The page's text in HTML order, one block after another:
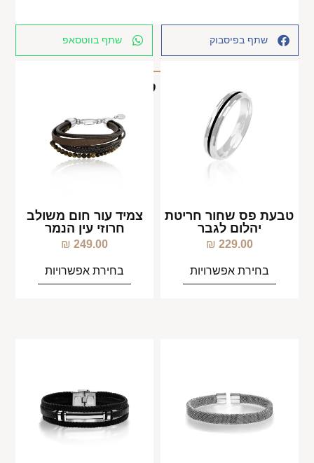
שתף בפיסבוק שתף בווטסאפ
מוצרים קשורים
טבעת פס שחור חריטת
יהלום לגבר
229.00
₪
בחירת אפשרויות
צמיד עור חום משולב
חרוזי עין הנמר
249.00
₪
בחירת אפשרויות